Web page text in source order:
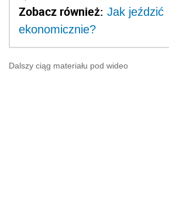
Zobacz również: Jak jeździć
ekonomicznie?
Dalszy ciąg materiału pod wideo